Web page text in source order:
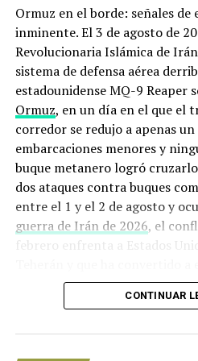
2019 es 204.3% mayor.
NOTICIAS RELACIONADAS
UP NEXT
Cercano a Romero
STPRM
DON'T MISS
Se dispara estímulo fiscal al
Ormuz en el borde: señales de
inminente. El 3 de agosto de
Revolucionaria Islámica de
sistema de defensa aérea
estadounidense MQ-9 Reaper
Ormuz, en un día en el que el
corredor se redujo a apenas
embarcaciones menores y
buque metanero logró
dos ataques contra buques
entre el 1 y el 2 de agosto y
guerra de Irán de 2026, el
febrero enfrenta a Estados
marítimo en uno de los puntos
Origen de la crisis:
CONTINUAR